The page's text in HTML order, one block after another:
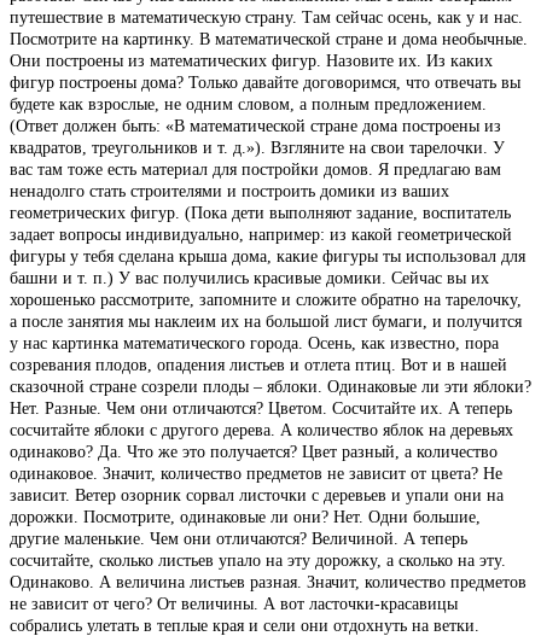
путешествие в математическую страну. Там сейчас осень, как у и нас.
Посмотрите на картинку. В математической стране и дома необычные.
Они построены из математических фигур. Назовите их. Из каких
фигур построены дома? Только давайте договоримся, что отвечать вы
будете как взрослые, не одним словом, а полным предложением.
(Ответ должен быть: «В математической стране дома построены из
квадратов, треугольников и т. д.»). Взгляните на свои тарелочки. У
вас там тоже есть материал для постройки домов. Я предлагаю вам
ненадолго стать строителями и построить домики из ваших
геометрических фигур. (Пока дети выполняют задание, воспитатель
задает вопросы индивидуально, например: из какой геометрической
фигуры у тебя сделана крыша дома, какие фигуры ты использовал для
башни и т. п.) У вас получились красивые домики. Сейчас вы их
хорошенько рассмотрите, запомните и сложите обратно на тарелочку,
а после занятия мы наклеим их на большой лист бумаги, и получится
у нас картинка математического города. Осень, как известно, пора
созревания плодов, опадения листьев и отлета птиц. Вот и в нашей
сказочной стране созрели плоды – яблоки. Одинаковые ли эти яблоки?
Нет. Разные. Чем они отличаются? Цветом. Сосчитайте их. А теперь
сосчитайте яблоки с другого дерева. А количество яблок на деревьях
одинаково? Да. Что же это получается? Цвет разный, а количество
одинаковое. Значит, количество предметов не зависит от цвета? Не
зависит. Ветер озорник сорвал листочки с деревьев и упали они на
дорожки. Посмотрите, одинаковые ли они? Нет. Одни большие,
другие маленькие. Чем они отличаются? Величиной. А теперь
сосчитайте, сколько листьев упало на эту дорожку, а сколько на эту.
Одинаково. А величина листьев разная. Значит, количество предметов
не зависит от чего? От величины. А вот ласточки-красавицы
собрались улетать в теплые края и сели они отдохнуть на ветки.